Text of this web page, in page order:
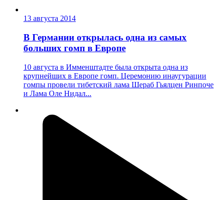
13 августа 2014
В Германии открылась одна из самых
больших гомп в Европе
10 августа в Имменштадте была открыта одна из
крупнейших в Европе гомп. Церемонию инаугурации
гомпы провели тибетский лама Шераб Гьялцен Ринпоче
и Лама Оле Нидал...